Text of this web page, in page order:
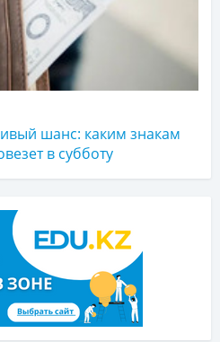
шанс: каким знакам
в субботу